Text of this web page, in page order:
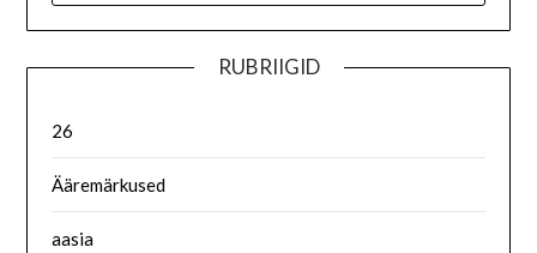
RUBRIIGID
26
Ääremärkused
aasia